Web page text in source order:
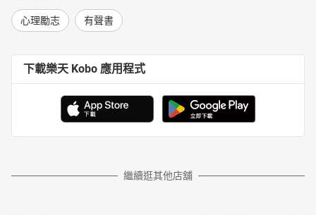
心理勵志 有聲書
下載樂天 Kobo 應用程式
繼續逛其他店舖